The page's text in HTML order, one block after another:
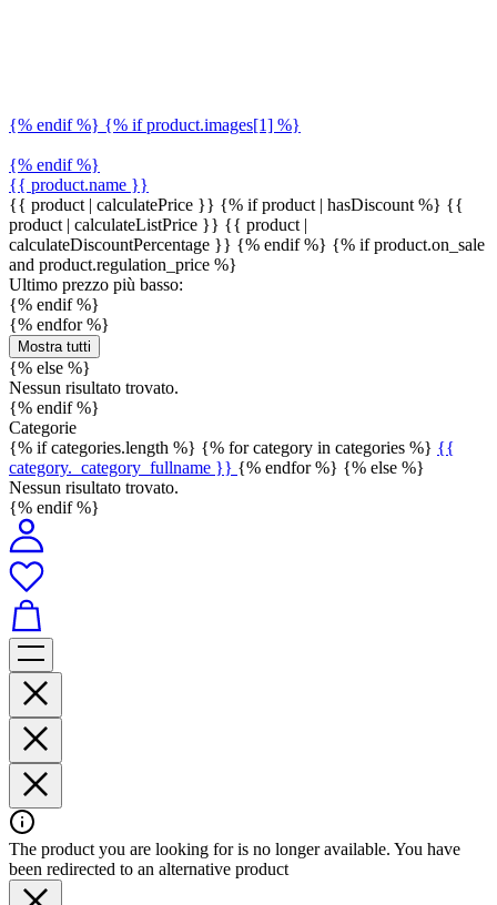
{% endif %} {% if product.images[1] %}
{% endif %}
{{ product.name }}
{{ product | calculatePrice }} {% if product | hasDiscount %} {{
product | calculateListPrice }} {{ product |
calculateDiscountPercentage }} {% endif %} {% if product.on_sale
and product.regulation_price %}
Ultimo prezzo più basso:
{% endif %}
{% endfor %}
Mostra tutti
{% else %}
Nessun risultato trovato.
{% endif %}
Categorie
{% if categories.length %} {% for category in categories %} {{
category._category_fullname }} {% endfor %} {% else %}
Nessun risultato trovato.
{% endif %}
The product you are looking for is no longer available. You have
been redirected to an alternative product